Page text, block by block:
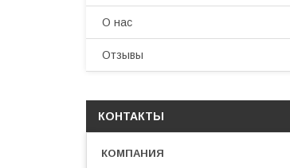
О нас
Отзывы
КОНТАКТЫ